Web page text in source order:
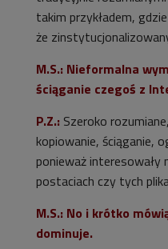
takim przykładem,
że
M.S.: Nieformalna
ściąganie czegoś z
P.Z.: Szeroko
kopiowanie, ściąganie,
ponieważ
postaciach czy tych
M.S.: No i krótko
dominuje.